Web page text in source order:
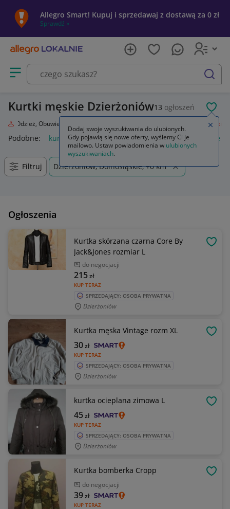
Allegro Smart! Kupuj i sprzedawaj z dostawą za 0 zł
Sprawdź »
Otwórz menu z kategoriami
szukaj
Kurtki męskie Dzierżoniów13 ogłoszeń
Odzież, Obuwie, Dodatki Kurtki
Podobne: kurtka kurtka płaszcz kurtki dżinsowe damskie
Filtruj Dzierżoniów, Dolnośląskie, +0 km
Ogłoszenia
Kurtka skórzana czarna Core By
Jack&Jones rozmiar L
do negocjacji
KUP TERAZ
215zł
SPRZEDAJĄCY: OSOBA PRYWATNA
Dzierżoniów
Kurtka męska Vintage rozm XL
KUP TERAZ
30zł
SPRZEDAJĄCY: OSOBA PRYWATNA
Dzierżoniów
kurtka ocieplana zimowa L
KUP TERAZ
45zł
SPRZEDAJĄCY: OSOBA PRYWATNA
Dzierżoniów
Kurtka bomberka Cropp
do negocjacji
KUP TERAZ
39zł
Dodaj swoje wyszukiwania do ulubionych.
Gdy pojawią się nowe oferty, wyślemy Ci je
mailowo. Ustaw powiadomienia w ulubionych
wyszukiwaniach.